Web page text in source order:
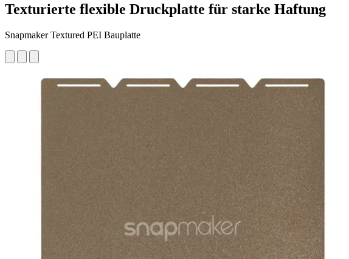
Texturierte flexible Druckplatte für starke Haftung
Snapmaker Textured PEI Bauplatte